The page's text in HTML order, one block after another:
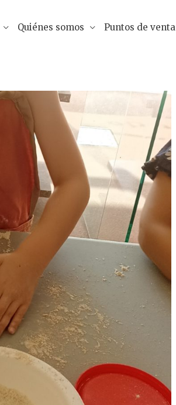
Quiénes somos Puntos de venta